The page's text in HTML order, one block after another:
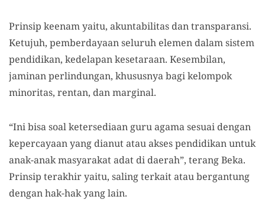
Prinsip keenam yaitu, akuntabilitas dan transparansi.
Ketujuh, pemberdayaan seluruh elemen dalam sistem
pendidikan, kedelapan kesetaraan. Kesembilan,
jaminan perlindungan, khususnya bagi kelompok
minoritas, rentan, dan marginal.
“Ini bisa soal ketersediaan guru agama sesuai dengan
kepercayaan yang dianut atau akses pendidikan untuk
anak-anak masyarakat adat di daerah”, terang Beka.
Prinsip terakhir yaitu, saling terkait atau bergantung
dengan hak-hak yang lain.